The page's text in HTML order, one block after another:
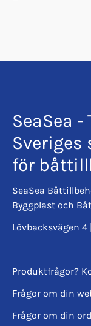
SeaSea
för
SeaSea
Byggplast och
Lövbacksvägen 4
Produktfrågor?
Frågor om din
Frågor om din